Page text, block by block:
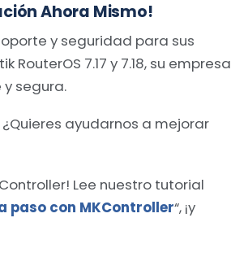
Ahora Mismo!
y seguridad para sus
7.17 y 7.18, su empresa
segura.
ayudarnos a mejorar
Lee nuestro tutorial
paso con MKController“, ¡y